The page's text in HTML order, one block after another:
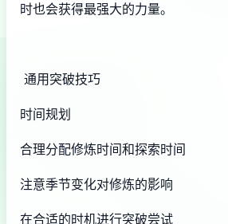
时也会获得最强大的力量。
通用突破技巧
时间规划
合理分配修炼时间和探索时间
注意季节变化对修炼的影响
在合适的时机进行突破尝试